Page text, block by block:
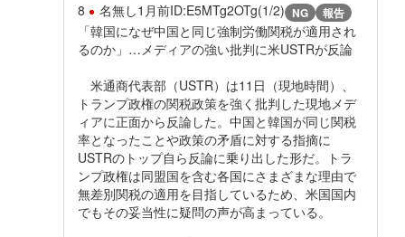
8 名無し1月前ID:E5MTg2OTg(1/2) NG 報告
「韓国になぜ中国と同じ強制労働関税が適用され
るのか」…メディアの強い批判に米USTRが反論
米通商代表部（USTR）は11日（現地時間）、
トランプ政権の関税政策を強く批判した現地メデ
ィアに正面から反論した。中国と韓国が同じ関税
率となったことや政策の矛盾に対する指摘に
USTRのトップ自ら反論に乗り出した形だ。トラ
ンプ政権は同盟国を含む各国にさまざまな理由で
無差別関税の適用を目指しているため、米国国内
でもその妥当性に疑問の声が高まっている。